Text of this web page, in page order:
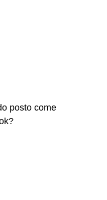
posto come